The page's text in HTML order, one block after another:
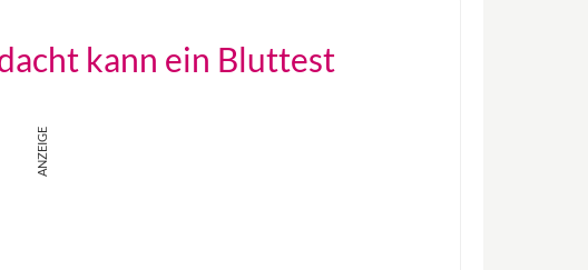
kann ein Bluttest